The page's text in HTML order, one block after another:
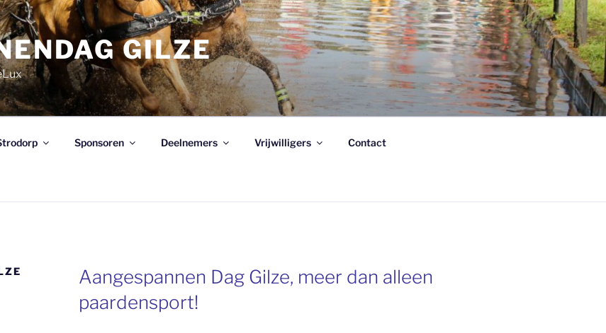
GILZE
Sponsoren Deelnemers Vrijwilligers Contact
Aangespannen Dag Gilze, meer dan alleen
paardensport!